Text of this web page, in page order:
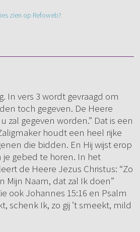
zien op Refoweb?
In vers 3 wordt gevraagd om
toch gegeven. De Heere
zal gegeven worden.” Dat is een
houdt een heel rijke
die bidden. En Hij wijst erop
je gebed te horen. In het
de Heere Jezus Christus: “Zo
Mijn Naam, dat zal Ik doen”
ook Johannes 15:16 en Psalm
schenk Ik, zo gij ’t smeekt, mild